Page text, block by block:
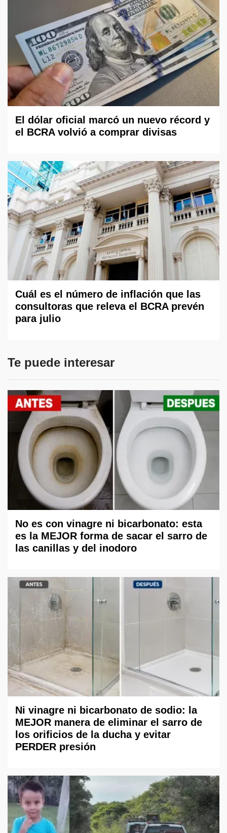
El dólar oficial marcó un nuevo récord y
el BCRA volvió a comprar divisas
Cuál es el número de inflación que las
consultoras que releva el BCRA prevén
para julio
Te puede interesar
No es con vinagre ni bicarbonato: esta
es la MEJOR forma de sacar el sarro de
las canillas y del inodoro
Ni vinagre ni bicarbonato de sodio: la
MEJOR manera de eliminar el sarro de
los orificios de la ducha y evitar
PERDER presión